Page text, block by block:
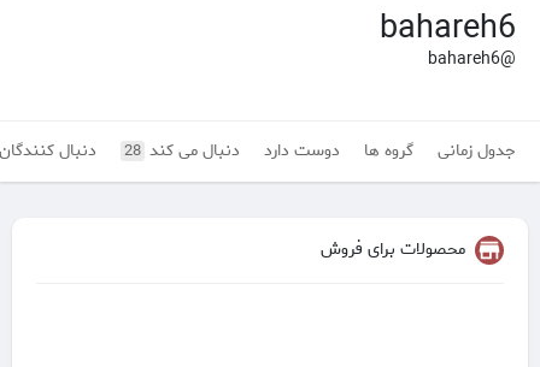
bahareh6
@bahareh6
جدول زمانی گروه ها دوست دارد دنبال می کند 28 دنبال
محصولات برای فروش